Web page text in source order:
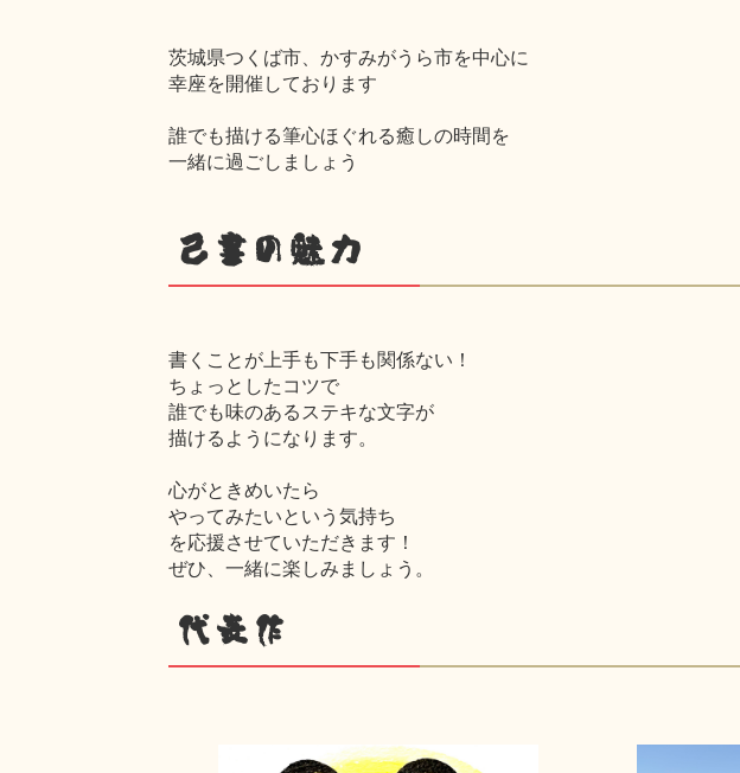
茨城県つくば市、かすみがうら市を中心に
幸座を開催しております
誰でも描ける筆心ほぐれる癒しの時間を
一緒に過ごしましょう
己書の魅力
書くことが上手も下手も関係ない！
ちょっとしたコツで
誰でも味のあるステキな文字が
描けるようになります。
心がときめいたら
やってみたいという気持ち
を応援させていただきます！
ぜひ、一緒に楽しみましょう。
代表作